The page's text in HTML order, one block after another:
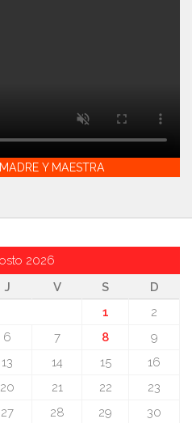
Y MAESTRA
2026
J V S
D
1
2
6 7 8
9
13 14 15
16
20 21 22
23
27 28 29
30